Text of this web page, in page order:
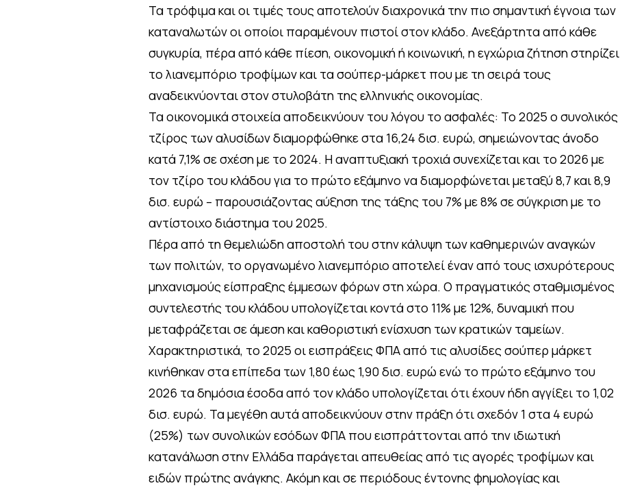
Τα τρόφιμα και οι τιμές τους αποτελούν διαχρονικά την πιο σημαντική έγνοια των
καταναλωτών οι οποίοι παραμένουν πιστοί στον κλάδο. Ανεξάρτητα από κάθε
συγκυρία, πέρα από κάθε πίεση, οικονομική ή κοινωνική, η εγχώρια ζήτηση στηρίζει
το λιανεμπόριο τροφίμων και τα σούπερ-μάρκετ που με τη σειρά τους
αναδεικνύονται στον στυλοβάτη της ελληνικής οικονομίας.
Τα οικονομικά στοιχεία αποδεικνύουν του λόγου το ασφαλές: Το 2025 ο συνολικός
τζίρος των αλυσίδων διαμορφώθηκε στα 16,24 δισ. ευρώ, σημειώνοντας άνοδο
κατά 7,1% σε σχέση με το 2024. Η αναπτυξιακή τροχιά συνεχίζεται και το 2026 με
τον τζίρο του κλάδου για το πρώτο εξάμηνο να διαμορφώνεται μεταξύ 8,7 και 8,9
δισ. ευρώ – παρουσιάζοντας αύξηση της τάξης του 7% με 8% σε σύγκριση με το
αντίστοιχο διάστημα του 2025.
Πέρα από τη θεμελιώδη αποστολή του στην κάλυψη των καθημερινών αναγκών
των πολιτών, το οργανωμένο λιανεμπόριο αποτελεί έναν από τους ισχυρότερους
μηχανισμούς είσπραξης έμμεσων φόρων στη χώρα. Ο πραγματικός σταθμισμένος
συντελεστής του κλάδου υπολογίζεται κοντά στο 11% με 12%, δυναμική που
μεταφράζεται σε άμεση και καθοριστική ενίσχυση των κρατικών ταμείων.
Χαρακτηριστικά, το 2025 οι εισπράξεις ΦΠΑ από τις αλυσίδες σούπερ μάρκετ
κινήθηκαν στα επίπεδα των 1,80 έως 1,90 δισ. ευρώ ενώ το πρώτο εξάμηνο του
2026 τα δημόσια έσοδα από τον κλάδο υπολογίζεται ότι έχουν ήδη αγγίξει το 1,02
δισ. ευρώ. Τα μεγέθη αυτά αποδεικνύουν στην πράξη ότι σχεδόν 1 στα 4 ευρώ
(25%) των συνολικών εσόδων ΦΠΑ που εισπράττονται από την ιδιωτική
κατανάλωση στην Ελλάδα παράγεται απευθείας από τις αγορές τροφίμων και
ειδών πρώτης ανάγκης. Ακόμη και σε περιόδους έντονης φημολογίας και